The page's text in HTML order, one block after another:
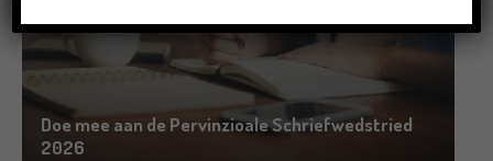
Doe mee aan de Pervinzioale Schriefwedstried
2026